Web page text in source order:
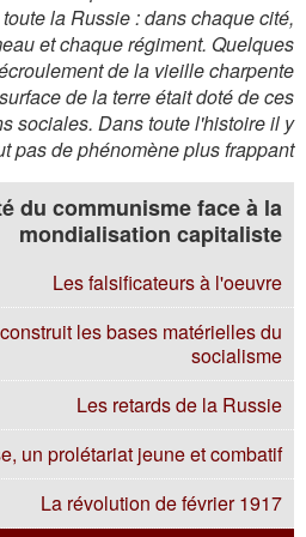
la Russie : dans chaque cité,
et chaque régiment. Quelques
de la vieille charpente
de la terre était doté de ces
sociales. Dans toute l'histoire il y
pas de phénomène plus frappant".
du communisme face à la
mondialisation capitaliste
Les falsificateurs à l'oeuvre
les bases matérielles du
socialisme
Les retards de la Russie
un prolétariat jeune et combatif
La révolution de février 1917